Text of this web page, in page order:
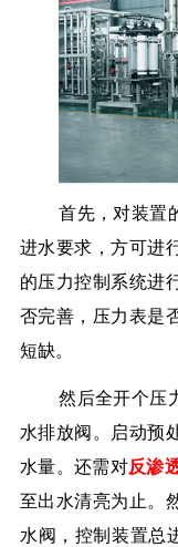
首先，对装置
进水要求，方可进
的压力控制系统进
否完善，压力表是
短缺。
然后全开个压
水排放阀。
启动预
水量。还需对反渗
至出水清亮为止。
水阀，控制装置总